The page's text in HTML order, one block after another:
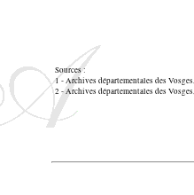
Sources :
1 - Archives départementales des
2 - Archives départementales des